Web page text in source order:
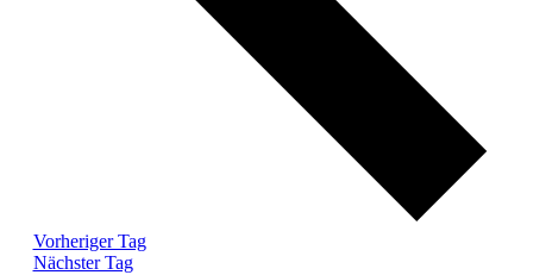
Vorheriger Tag
Nächster Tag